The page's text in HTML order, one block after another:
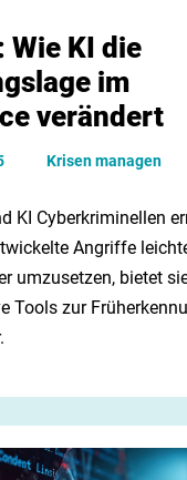
Wie KI die
im
verändert
Krisen managen
KI Cyberkriminellen
Angriffe
umzusetzen, bietet
Tools zur